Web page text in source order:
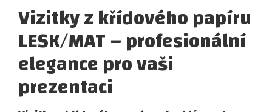
Vizitky z křídového papíru
LESK/MAT – profesionální
elegance pro vaši
prezentaci